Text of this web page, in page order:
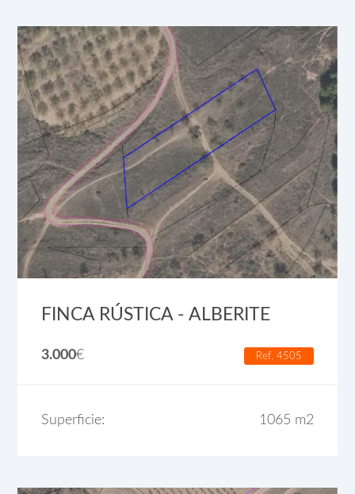
FINCA RÚSTICA - ALBERITE
3.000€ Ref. 4505
Superficie: 1065 m2